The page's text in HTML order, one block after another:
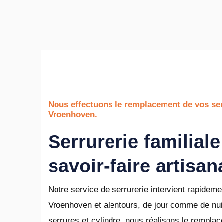
Nous effectuons le remplacement de vos
Vroenhoven.
Serrurerie
savoir-faire
Notre service de serrurerie intervient
Vroenhoven et alentours, de jour comme de
serrures et cylindre, nous réalisons le